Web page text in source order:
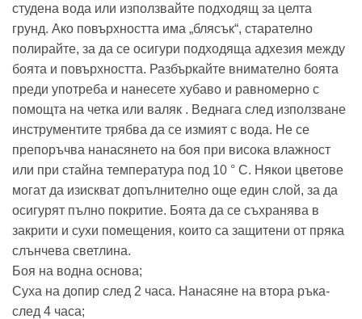
студена вода или използвайте подходящ за целта
грунд. Ако повърхността има „блясък“, старателно
полирайте, за да се осигури подходяща адхезия между
боята и повърхността. Разбъркайте внимателно боята
преди употреба и нанесете хубаво и равномерно с
помощта на четка или валяк . Веднага след използване
инструментите трябва да се измият с вода. Не се
препоръчва нанасянето на боя при висока влажност
или при стайна температура под 10 ° C. Някои цветове
могат да изискват допълнително още един слой, за да
осигурят пълно покритие. Боята да се съхранява в
закрити и сухи помещения, които са защитени от пряка
слънчева светлина.
Боя на водна основа;
Суха на допир след 2 часа. Нанасяне на втора ръка-
след 4 часа;